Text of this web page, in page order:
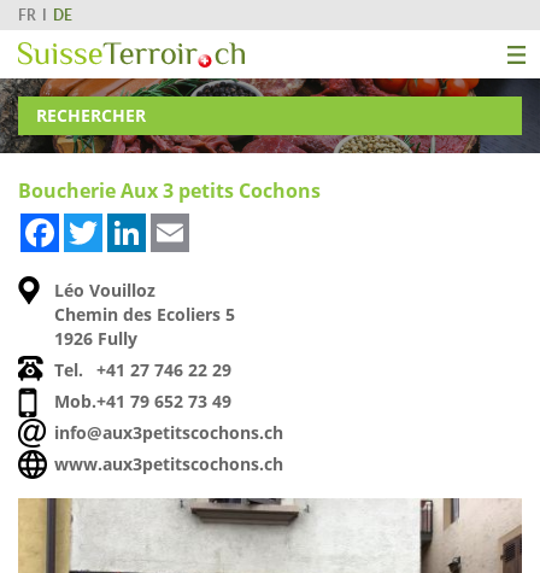
FR DE
RECHERCHER
Boucherie Aux 3 petits Cochons
FacebookTwitterLinkedIn
Léo Vouilloz
Chemin des Ecoliers 5
1926 Fully
Tel.
+41 27 746 22 29
Mob.+41 79 652 73 49
info@aux3petitscochons.ch
www.aux3petitscochons.ch